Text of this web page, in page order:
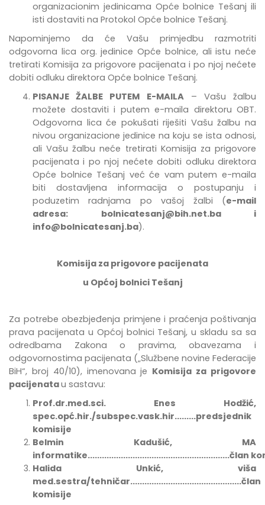
organizacionim jedinicama Opće bolnice Tešanj ili
isti dostaviti na Protokol Opće bolnice Tešanj.
Napominjemo da će Vašu primjedbu razmotriti
odgovorna lica org. jedinice Opće bolnice, ali istu neće
tretirati Komisija za prigovore pacijenata i po njoj nećete
dobiti odluku direktora Opće bolnice Tešanj.
PISANJE ŽALBE PUTEM E-MAILA– Vašu žalbu
možete dostaviti i putem e-maila direktoru OBT.
Odgovorna lica će pokušati riješiti Vašu žalbu na
nivou organizacione jedinice na koju se ista odnosi,
ali Vašu žalbu neće tretirati Komisija za prigovore
pacijenata i po njoj nećete dobiti odluku direktora
Opće bolnice Tešanj već će vam putem e-maila
biti dostavljena informacija o postupanju i
poduzetim radnjama po vašoj žalbi (e-mail
adresa: bolnicatesanj@bih.net.bai
info@bolnicatesanj.ba).
Komisija za prigovore pacijenata
u Općoj bolnici Tešanj
Za potrebe obezbjeđenja primjene i praćenja poštivanja
prava pacijenata u Općoj bolnici Tešanj,u skladu sa sa
odredbama Zakona o pravima, obavezama i
odgovornostima pacijenata („Službene novine Federacije
BiH“, broj 40/10), imenovana je Komisija za prigovore
pacijenatau sastavu:
Prof.dr.med.sci. Enes Hodžić,
spec.opć.hir./subspec.vask.hir.........predsjednik
komisije
Belmin Kadušić, MA
informatike............................................................član
Halida Unkić, viša
med.sestra/tehničar...............................................član
komisije